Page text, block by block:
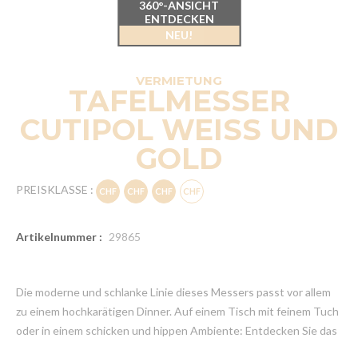
VERMIETUNG
TAFELMESSER
CUTIPOL WEISS UND
GOLD
PREISKLASSE :
Artikelnummer : 29865
Die moderne und schlanke Linie dieses Messers passt vor allem
zu einem hochkarätigen Dinner. Auf einem Tisch mit feinem Tuch
oder in einem schicken und hippen Ambiente: Entdecken Sie das
360°-ANSICHT
ENTDECKEN
NEU!